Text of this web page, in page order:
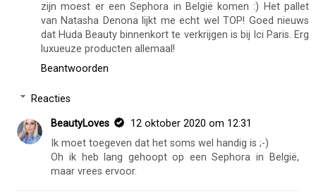
zijn moest er een Sephora in België komen :) Het pallet
van Natasha Denona lijkt me echt wel TOP! Goed nieuws
dat Huda Beauty binnenkort te verkrijgen is bij Ici Paris. Erg
luxueuze producten allemaal!
Beantwoorden
Reacties
BeautyLoves
12 oktober 2020 om 12:31
Ik moet toegeven dat het soms wel handig is ;-)
Oh ik heb lang gehoopt op een Sephora in België,
maar vrees ervoor.